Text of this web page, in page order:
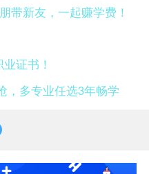
带新友，一起赚学费！
证书！
，多专业任选3年畅学